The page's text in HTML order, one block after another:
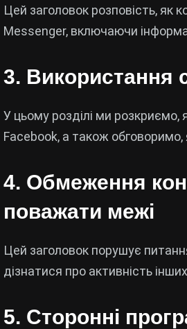
Цей заголовок розповість, як
Messenger, включаючи
3. Використання
У цьому розділі ми розкриємо,
Facebook, а також
4. Обмеження
поважати межі
Цей заголовок порушує
дізнатися про активність
5. Сторонні